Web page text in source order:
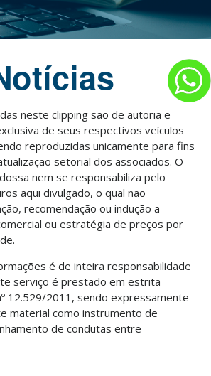
neste clipping são de autoria e
de seus respectivos veículos
reproduzidas unicamente para fins
setorial dos associados. O
nem se responsabiliza pelo
aqui divulgado, o qual não
recomendação ou indução a
ou estratégia de preços por
é de inteira responsabilidade
serviço é prestado em estrita
12.529/2011, sendo expressamente
material como instrumento de
de condutas entre